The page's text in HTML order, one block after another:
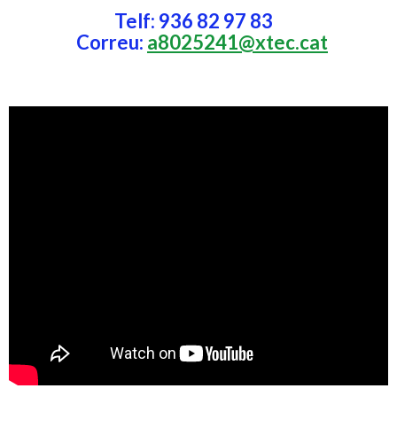
Telf: 936 82 97 83
Correu: a8025241@xtec.cat